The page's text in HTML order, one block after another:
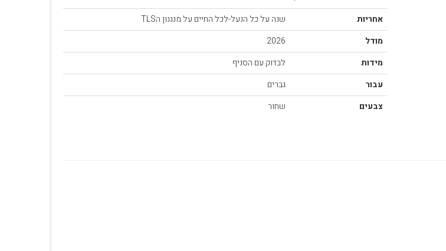
אחריות
שנה על כל הנעל-לכל החיים על מנגנון הTLS
מודל
2026
מידות
לבדוק עם הסניף
עבור
גברים
צבעים
שחור